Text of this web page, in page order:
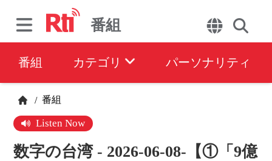
番組
番組 カテゴリ パーソナリティ
/ 番組
Listen Now
数字の台湾 - 2026-06-08-【①「9億